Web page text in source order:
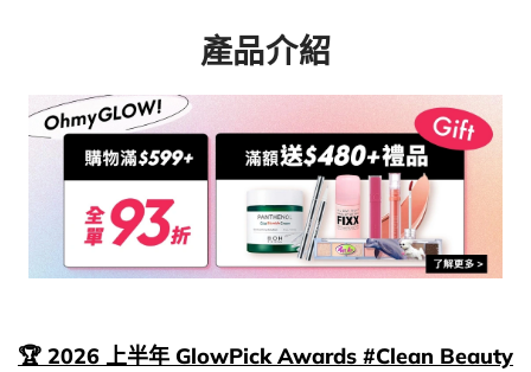
產品介紹
🏆 2026 上半年 GlowPick Awards #Clean Beauty